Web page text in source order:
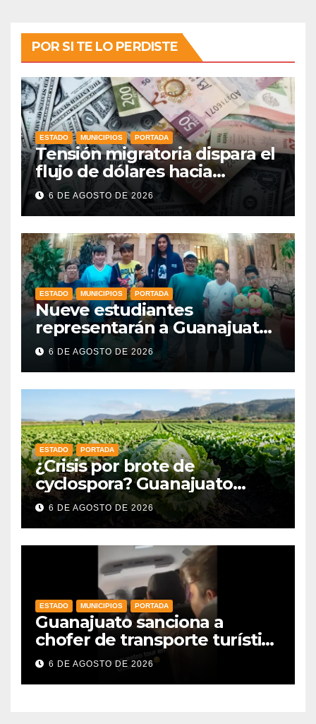
POR SI TE LO PERDISTE
ESTADO MUNICIPIOS PORTADA
Tensión migratoria dispara el
flujo de dólares hacia
municipios de Guanajuato
6 DE AGOSTO DE 2026
ESTADO MUNICIPIOS PORTADA
Nueve estudiantes
representarán a Guanajuato
en la Olimpiada Mexicana de
Matemáticas 2026
6 DE AGOSTO DE 2026
ESTADO PORTADA
¿Crisis por brote de
cyclospora? Guanajuato
mantiene intactas sus
exportaciones
6 DE AGOSTO DE 2026
ESTADO MUNICIPIOS PORTADA
Guanajuato sanciona a
chofer de transporte turístico
e intensifica operativos de
vigilancia
6 DE AGOSTO DE 2026